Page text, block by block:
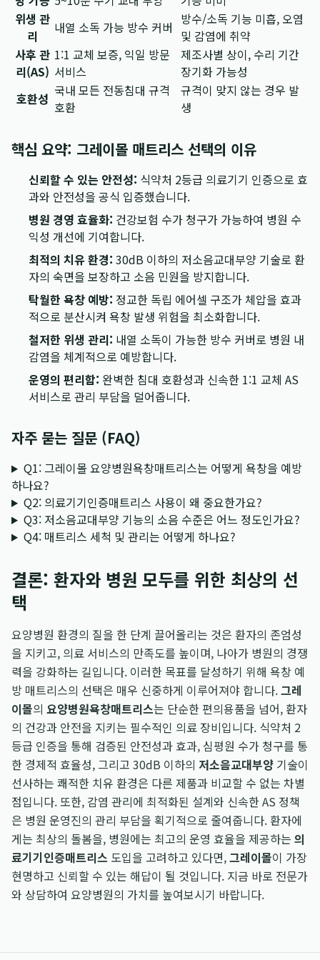
위생 관
리
내열 소독 가능 방수 커버 방수/소독 기능 미흡, 오염
및 감염에 취약
사후 관
리(AS)
1:1 교체 보증, 익일 방문
서비스
제조사별 상이, 수리 기간
장기화 가능성
호환성 국내 모든 전동침대 규격
호환
규격이 맞지 않는 경우 발
생
핵심 요약: 그레이몰 매트리스 선택의 이유
신뢰할 수 있는 안전성: 식약처 2등급 의료기기 인증으로 효
과와 안전성을 공식 입증했습니다.
병원 경영 효율화: 건강보험 수가 청구가 가능하여 병원 수
익성 개선에 기여합니다.
최적의 치유 환경: 30dB 이하의 저소음교대부양 기술로 환
자의 숙면을 보장하고 소음 민원을 방지합니다.
탁월한 욕창 예방: 정교한 독립 에어셀 구조가 체압을 효과
적으로 분산시켜 욕창 발생 위험을 최소화합니다.
철저한 위생 관리: 내열 소독이 가능한 방수 커버로 병원 내
감염을 체계적으로 예방합니다.
운영의 편리함: 완벽한 침대 호환성과 신속한 1:1 교체 AS
서비스로 관리 부담을 덜어줍니다.
자주 묻는 질문 (FAQ)
Q1: 그레이몰 요양병원욕창매트리스는 어떻게 욕창을 예방
하나요?
Q2: 의료기기인증매트리스 사용이 왜 중요한가요?
Q3: 저소음교대부양 기능의 소음 수준은 어느 정도인가요?
Q4: 매트리스 세척 및 관리는 어떻게 하나요?
결론: 환자와 병원 모두를 위한 최상의 선
택
요양병원 환경의 질을 한 단계 끌어올리는 것은 환자의 존엄성
을 지키고, 의료 서비스의 만족도를 높이며, 나아가 병원의 경쟁
력을 강화하는 길입니다. 이러한 목표를 달성하기 위해 욕창 예
방 매트리스의 선택은 매우 신중하게 이루어져야 합니다.그레
이몰의 요양병원욕창매트리스는 단순한 편의용품을 넘어, 환자
의 건강과 안전을 지키는 필수적인 의료 장비입니다. 식약처 2
등급 인증을 통해 검증된 안전성과 효과, 심평원 수가 청구를 통
한 경제적 효율성, 그리고 30dB 이하의 저소음교대부양 기술이
선사하는 쾌적한 치유 환경은 다른 제품과 비교할 수 없는 차별
점입니다. 또한, 감염 관리에 최적화된 설계와 신속한 AS 정책
은 병원 운영진의 관리 부담을 획기적으로 줄여줍니다. 환자에
게는 최상의 돌봄을, 병원에는 최고의 운영 효율을 제공하는 의
료기기인증매트리스 도입을 고려하고 있다면,그레이몰이 가장
현명하고 신뢰할 수 있는 해답이 될 것입니다. 지금 바로 전문가
와 상담하여 요양병원의 가치를 높여보시기 바랍니다.